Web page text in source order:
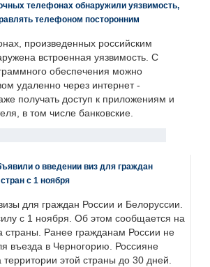
телефонах обнаружили уязвимость,
телефоном посторонним
произведенных российским
встроенная уязвимость. С
обеспечения можно
удаленно через интернет -
получать доступ к приложениям и
в том числе банковские.
о введении виз для граждан
с 1 ноября
для граждан России и Белоруссии.
с 1 ноября. Об этом сообщается на
страны. Ранее гражданам России не
въезда в Черногорию. Россияне
территории этой страны до 30 дней.